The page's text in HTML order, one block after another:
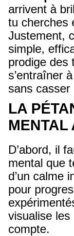
arrivent à
tu cherches
Justement,
simple,
prodige des
s’entraîner
sans casser
LA
MENTAL
D’abord, il
mental que
d’un calme
pour
visualise
compte.